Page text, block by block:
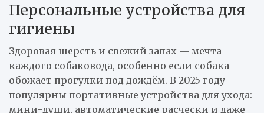
Персональные устройства для
гигиены
Здоровая шерсть и свежий запах — мечта
каждого собаковода, особенно если собака
обожает прогулки под дождём. В 2025 году
популярны портативные устройства для ухода:
мини-души, автоматические расчески и даже